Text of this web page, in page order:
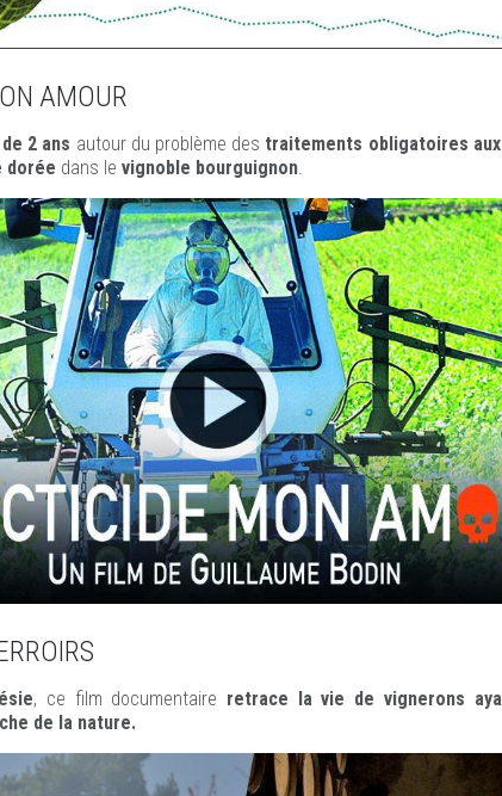
AMOUR
2 ans autour du problème des traitements obligatoires
dorée dans le vignoble bourguignon.
, ce film documentaire retrace la vie de vignerons
de la nature.